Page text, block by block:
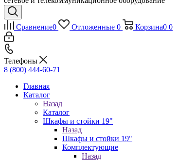
Сравнение0 Отложенные 0 Корзина0 0
Телефоны
8 (800) 444-60-71
Главная
Каталог
Назад
Каталог
Шкафы и стойки 19"
Назад
Шкафы и стойки 19"
Комплектующие
Назад